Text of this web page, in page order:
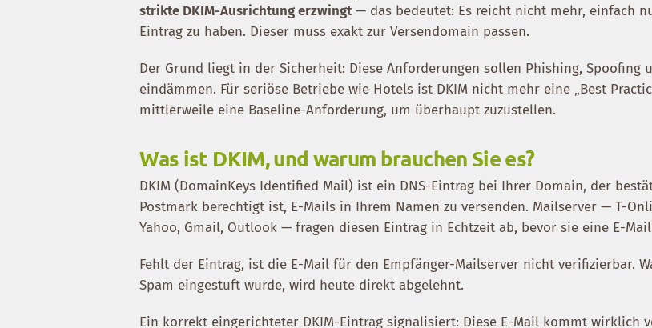
strikte DKIM-Ausrichtung erzwingt— das bedeutet: Es reicht nicht mehr, einfach
Eintrag zu haben. Dieser muss exakt zur Versendomain passen.
Der Grund liegt in der Sicherheit: Diese Anforderungen sollen Phishing, Spoofing
eindämmen. Für seriöse Betriebe wie Hotels ist DKIM nicht mehr eine „Best
mittlerweile eine Baseline-Anforderung, um überhaupt zuzustellen.
Was ist DKIM, und warum brauchen Sie es?
DKIM (DomainKeys Identified Mail) ist ein DNS-Eintrag bei Ihrer Domain, der
Postmark berechtigt ist, E-Mails in Ihrem Namen zu versenden. Mailserver — T-
Yahoo, Gmail, Outlook — fragen diesen Eintrag in Echtzeit ab, bevor sie eine E-
Fehlt der Eintrag, ist die E-Mail für den Empfänger-Mailserver nicht verifizierbar.
Spam eingestuft wurde, wird heute direkt abgelehnt.
Ein korrekt eingerichteter DKIM-Eintrag signalisiert: Diese E-Mail kommt wirklich